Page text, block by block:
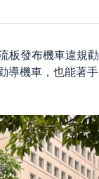
發布機車違規
機車，也能著手